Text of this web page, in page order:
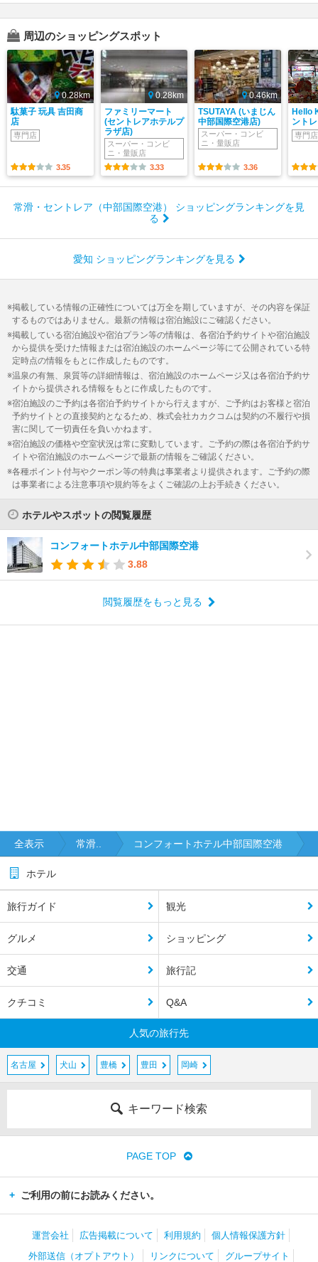
周辺のショッピングスポット
0.28km
駄菓子 玩具 吉田商
店
専門店
3.35
0.28km
ファミリーマート
(セントレアホテルプ
ラザ店)
スーパー・コンビ
ニ・量販店
3.33
0.46km
TSUTAYA (いまじん
中部国際空港店)
スーパー・コンビ
ニ・量販店
3.36
Hello
ント
専門店
常滑・セントレア（中部国際空港） ショッピングランキングを見
る
愛知 ショッピングランキングを見る
掲載している情報の正確性については万全を期していますが、その内容を保証
するものではありません。最新の情報は宿泊施設にご確認ください。
掲載している宿泊施設や宿泊プラン等の情報は、各宿泊予約サイトや宿泊施設
から提供を受けた情報または宿泊施設のホームページ等にて公開されている特
定時点の情報をもとに作成したものです。
温泉の有無、泉質等の詳細情報は、宿泊施設のホームページ又は各宿泊予約サ
イトから提供される情報をもとに作成したものです。
宿泊施設のご予約は各宿泊予約サイトから行えますが、ご予約はお客様と宿泊
予約サイトとの直接契約となるため、株式会社カカクコムは契約の不履行や損
害に関して一切責任を負いかねます。
宿泊施設の価格や空室状況は常に変動しています。ご予約の際は各宿泊予約サ
イトや宿泊施設のホームページで最新の情報をご確認ください。
各種ポイント付与やクーポン等の特典は事業者より提供されます。ご予約の際
は事業者による注意事項や規約等をよくご確認の上お手続きください。
ホテルやスポットの閲覧履歴
コンフォートホテル中部国際空港
3.88
閲覧履歴をもっと見る
全表示 常滑.. コンフォートホテル中部国際空港
ホテル
旅行ガイド 観光
グルメ ショッピング
交通 旅行記
クチコミ Q&A
人気の旅行先
名古屋 犬山 豊橋 豊田 岡崎
キーワード検索
PAGE TOP
ご利用の前にお読みください。
運営会社 広告掲載について 利用規約
個人情報保護方針
外部送信（オプトアウト）
リンクについて グループサイト